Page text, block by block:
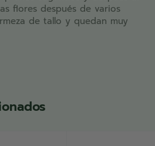
flores después de varios
de tallo y quedan muy